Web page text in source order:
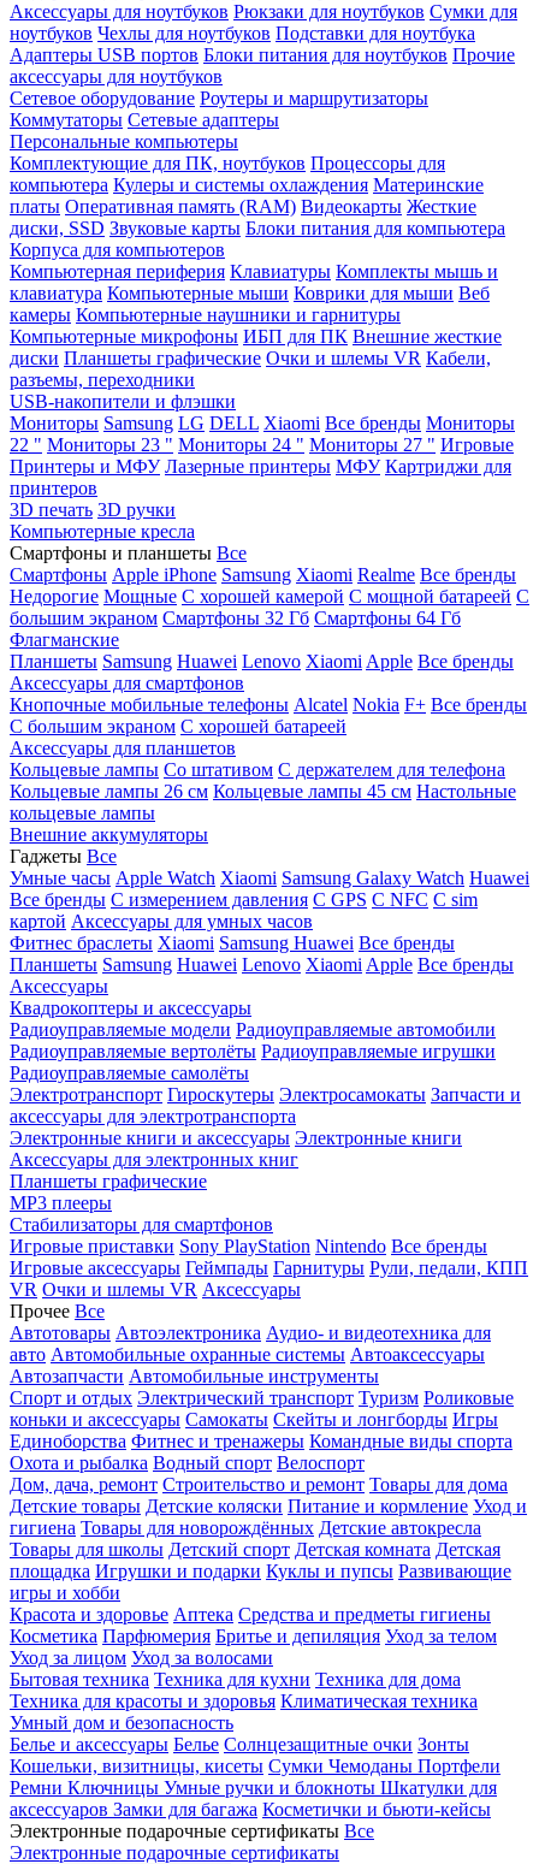
Аксессуары для ноутбуков Рюкзаки для ноутбуков Сумки для
ноутбуков Чехлы для ноутбуков Подставки для ноутбука
Адаптеры USB портов Блоки питания для ноутбуков Прочие
аксессуары для ноутбуков
Сетевое оборудование Роутеры и маршрутизаторы
Коммутаторы Сетевые адаптеры
Персональные компьютеры
Комплектующие для ПК, ноутбуков Процессоры для
компьютера Кулеры и системы охлаждения Материнские
платы Оперативная память (RAM) Видеокарты Жесткие
диски, SSD Звуковые карты Блоки питания для компьютера
Корпуса для компьютеров
Компьютерная периферия Клавиатуры Комплекты мышь и
клавиатура Компьютерные мыши Коврики для мыши Веб
камеры Компьютерные наушники и гарнитуры
Компьютерные микрофоны ИБП для ПК Внешние жесткие
диски Планшеты графические Очки и шлемы VR Кабели,
разъемы, переходники
USB-накопители и флэшки
Мониторы Samsung LG DELL Xiaomi Все бренды Мониторы
22 " Мониторы 23 " Мониторы 24 " Мониторы 27 " Игровые
Принтеры и МФУ Лазерные принтеры МФУ Картриджи для
принтеров
3D печать 3D ручки
Компьютерные кресла
Смартфоны и планшеты Все
Смартфоны Apple iPhone Samsung Xiaomi Realme Все бренды
Недорогие Мощные С хорошей камерой С мощной батареей С
большим экраном Смартфоны 32 Гб Смартфоны 64 Гб
Флагманские
Планшеты Samsung Huawei Lenovo Xiaomi Apple Все бренды
Аксессуары для смартфонов
Кнопочные мобильные телефоны Alcatel Nokia F+ Все бренды
С большим экраном С хорошей батареей
Аксессуары для планшетов
Кольцевые лампы Со штативом C держателем для телефона
Кольцевые лампы 26 см Кольцевые лампы 45 см Настольные
кольцевые лампы
Внешние аккумуляторы
Гаджеты Все
Умные часы Apple Watch Xiaomi Samsung Galaxy Watch Huawei
Все бренды C измерением давления C GPS C NFC C sim
картой Аксессуары для умных часов
Фитнес браслеты Xiaomi Samsung Huawei Все бренды
Планшеты Samsung Huawei Lenovo Xiaomi Apple Все бренды
Аксессуары
Квадрокоптеры и аксессуары
Радиоуправляемые модели Радиоуправляемые автомобили
Радиоуправляемые вертолёты Радиоуправляемые игрушки
Радиоуправляемые самолёты
Электротранспорт Гироскутеры Электросамокаты Запчасти и
аксессуары для электротранспорта
Электронные книги и аксессуары Электронные книги
Аксессуары для электронных книг
Планшеты графические
MP3 плееры
Стабилизаторы для смартфонов
Игровые приставки Sony PlayStation Nintendo Все бренды
Игровые аксессуары Геймпады Гарнитуры Рули, педали, КПП
VR Очки и шлемы VR Аксессуары
Прочее Все
Автотовары Автоэлектроника Аудио- и видеотехника для
авто Автомобильные охранные системы Автоаксессуары
Автозапчасти Автомобильные инструменты
Спорт и отдых Электрический транспорт Туризм Роликовые
коньки и аксессуары Самокаты Скейты и лонгборды Игры
Единоборства Фитнес и тренажеры Командные виды спорта
Охота и рыбалка Водный спорт Велоспорт
Дом, дача, ремонт Строительство и ремонт Товары для дома
Детские товары Детские коляски Питание и кормление Уход и
гигиена Товары для новорождённых Детские автокресла
Товары для школы Детский спорт Детская комната Детская
площадка Игрушки и подарки Куклы и пупсы Развивающие
игры и хобби
Красота и здоровье Аптека Средства и предметы гигиены
Косметика Парфюмерия Бритье и депиляция Уход за телом
Уход за лицом Уход за волосами
Бытовая техника Техника для кухни Техника для дома
Техника для красоты и здоровья Климатическая техника
Умный дом и безопасность
Белье и аксессуары Белье Солнцезащитные очки Зонты
Кошельки, визитницы, кисеты Сумки Чемоданы Портфели
Ремни Ключницы Умные ручки и блокноты Шкатулки для
аксессуаров Замки для багажа Косметички и бьюти-кейсы
Электронные подарочные сертификаты Все
Электронные подарочные сертификаты